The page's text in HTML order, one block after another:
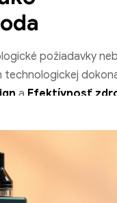
požiadavky
technologickej
a Efektívnosť
a hlavne